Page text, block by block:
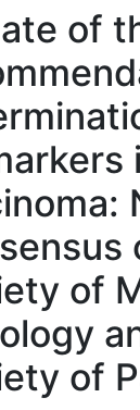
of
of
of